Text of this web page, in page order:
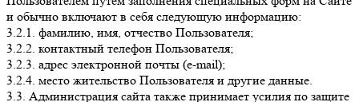
и обычно включают в себя следующую информацию:
3.2.1. фамилию, имя, отчество Пользователя;
3.2.2. контактный телефон Пользователя;
3.2.3. адрес электронной почты (e-mail);
3.2.4. место жительство Пользователя и другие данные.
3.3. Администрация сайта также принимает усилия по защите